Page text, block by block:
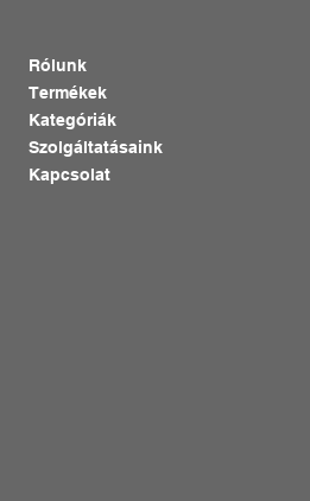
Rólunk
Termékek
Kategóriák
Szolgáltatásaink
Kapcsolat